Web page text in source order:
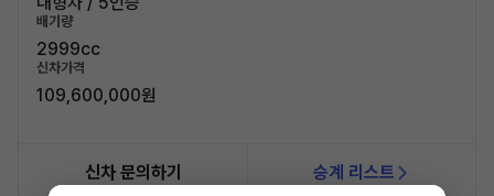
배기량
2999cc
신차가격
109,600,000원
신차 문의하기 승계 리스트